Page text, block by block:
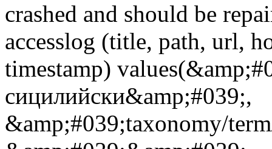
crashed and should be
accesslog (title, path, url,
timestamp)
сицилийски&amp;#039;,
&amp;#039;taxonomy/